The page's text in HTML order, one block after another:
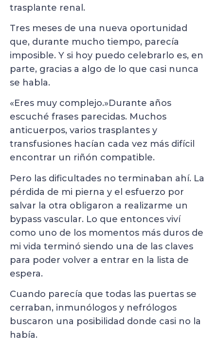
trasplante renal.
Tres meses de una nueva oportunidad
que, durante mucho tiempo, parecía
imposible. Y si hoy puedo celebrarlo es, en
parte, gracias a algo de lo que casi nunca
se habla.
«Eres muy complejo.»Durante años
escuché frases parecidas. Muchos
anticuerpos, varios trasplantes y
transfusiones hacían cada vez más difícil
encontrar un riñón compatible.
Pero las dificultades no terminaban ahí. La
pérdida de mi pierna y el esfuerzo por
salvar la otra obligaron a realizarme un
bypass vascular. Lo que entonces viví
como uno de los momentos más duros de
mi vida terminó siendo una de las claves
para poder volver a entrar en la lista de
espera.
Cuando parecía que todas las puertas se
cerraban, inmunólogos y nefrólogos
buscaron una posibilidad donde casi no la
había.